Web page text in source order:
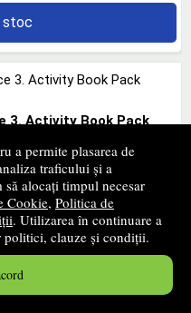
a permite plasarea de
traficului și a
alocați timpul necesar
Cookie, Politica de
. Utilizarea în continuare a
politici, clauze și condiții.
stoc
3. Activity Book Pack
- 2010
lei
lei